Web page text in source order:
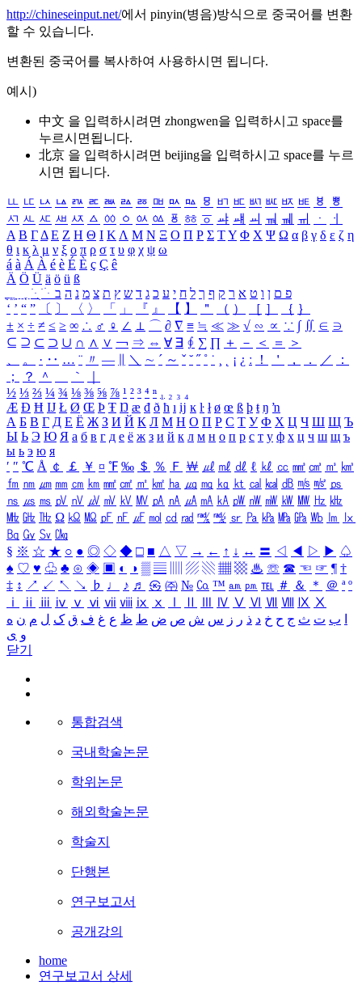
http://chineseinput.net/에서 pinyin(병음)방식으로 중국어를 변환
할 수 있습니다.
변환된 중국어를 복사하여 사용하시면 됩니다.
예시)
中文 을 입력하시려면 zhongwen을 입력하시고 space를
누르시면됩니다.
北京 을 입력하시려면 beijing을 입력하시고 space를 누르
시면 됩니다.
ㅥ ㅦ ㅧ ㅨ ㅩ ㅪ ㅫ ㅬ ㅭ ㅮ ㅯ ㅰ ㅱ ㅲ ㅳ ㅴ ㅵ ㅶ ㅷ ㅸ
ㅹ
ㅺ ㅻ ㅼ ㅽ ㅾ ㅿ ㆀ ㆁ ㆂ ㆃ ㆄ ㆅ ㆆ ㆇ ㆈ ㆉ ㆊ ㆋ ㆌ ㆍ
ㆎ
Α Β ΓΔ Ε Ζ Η Θ Ι ΚΛ Μ Ν Ξ Ο Π Ρ Σ ΤΥ Φ Χ Ψ Ω α β γ δ ε ζ η
θ ι κ λ μ ν ξ ο π ρ σ τ υ φ χ ψ ω
á à Á À é è É È ç Ç ê
Ä Ö Ü ä ö ü ß
ִֶֹ ֻּ ׁׂ פ ם ן ו ט א ר ק ף ך ל ח י ע כ ג ד ש ץ ת צ מ נ ה ב
‘ ’ “ ” 〔 〕 〈 〉 「 」 『 』 【 】 ＂ （ ） ［ ］ ｛ ｝
± × ÷ ≠ ≤ ≥ ∞ ∴ ♂ ♀ ∠ ⊥ ⌒ ∂ ∇ ≡ ≒ ≪ ≫ √ ∽ ∝ ∵ ∫ ∬ ∈ ∋
⊆ ⊇ ⊂ ⊃ ∪ ∩ ∧ ∨ ￢ ⇒ ⇔ ∀ ∃ ∮ ∑ ∏ ＋ － ＜ ＝
＞
、
。 · ‥ … ¨ 〃 ― ＼ ∼ ´ ～ ˇ ˘ ˝ ˚ ˙ ¸ ¡ ¿ ː ！ ＇ ， ． ／
：
；
？ ＾ ｀
½ ⅓ ⅔ ¼ ¾ ⅛ ⅜ ⅝ ⅞ ¹ ² ³ ⁴ ⁿ ₁ ₂ ₃ ₄
Æ Ð Ħ Ĳ Ł Ø Œ Þ Ŧ Ŋ æ đ ð ħ ı ĳ ĸ ŀ ł ø œ ß þ ŧ ŋ ŉ
А Б В Г Д Е Ё Ж З И Й К Л М Н О П Р С Т У Ф Х Ц Ч Ш Щ Ъ
Ы Ь Э Ю Я а б в г д е ё ж з и й к л м н о п р с т у ф х ц ч ш щ ъ
ы ь э ю я
′ ″ ℃ Å ￠ ￡ ￥ ¤ ℉ ‰ ＄ ％ Ｆ ￦ ㎕ ㎖ ㎗ ℓ ㎘ ㏄ ㎣ ㎤ ㎥ ㎦
㎙ ㎚ ㎛ ㎜ ㎝ ㎞ ㎟ ㎠ ㎡ ㎢ ㏊ ㎍ ㎎ ㎏ ㏏ ㎈ ㎉ ㏈ ㎧ ㎨ ㎰
㎱ ㎲ ㎳ ㎴ ㎵ ㎶ ㎷ ㎸ ㎹ ㎀ ㎁ ㎂ ㎃ ㎄ ㎺ ㎻ ㎽ ㎾ ㎿ ㎐ ㎑
㎒ ㎓ ㎔ Ω ㏀ ㏁ ㎊ ㎋ ㎌ ㏖ ㏅ ㎭ ㎮ ㎯ ㏛ ㎩ ㎪ ㎫ ㎬ ㏝ ㏐
㏓
㏃ ㏉ ㏜ ㏆
§ ※ ☆ ★ ○ ● ◎ ◇ ◆ □ ■ △ ▽ → ← ↑ ↓ ↔ 〓 ◁ ◀ ▷ ▶ ♤
♠ ♡ ♥ ♧ ♣ ⊙ ◈ ▣ ◐ ◑ ▒ ▤ ▨ ▧ ▦ ▩ ♨ ☏ ☎ ☜ ☞ ¶ †
‡ ↕ ↗ ↙ ↖ ↘ ♭ ♩ ♪ ♬ ㉿ ㈜ № ㏇ ™ ㏂ ㏘ ℡ ＃ ＆ ＊ ＠ ª º
ⅰ
ⅱ ⅲ ⅳ ⅴ ⅵ ⅶ ⅷ ⅸ ⅹ Ⅳ Ⅴ Ⅵ Ⅶ Ⅷ Ⅸ Ⅹ
ب ت ث ج ح خ د ذ ر ز س ش ص ض ط ظ ع غ ف ق ک ل م ن ه
و ی
닫기
통합검색
국내학술논문
학위논문
해외학술논문
학술지
단행본
연구보고서
공개강의
home
연구보고서 상세